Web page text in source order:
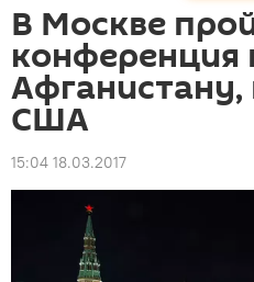
В Москве
конференция
США
15:04 18.03.2017